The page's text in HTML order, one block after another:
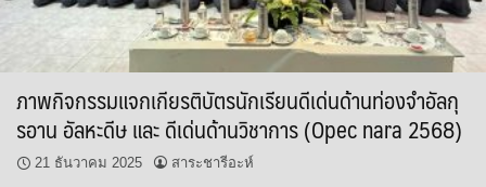
ภาพกิจกรรมแจกเกียรติบัตรนักเรียนดีเด่นด้านท่องจำอัลกุ
รอาน อัลหะดีษ และ ดีเด่นด้านวิชาการ (Opec nara 2568)
21 ธันวาคม 2025 สาระชารีอะห์